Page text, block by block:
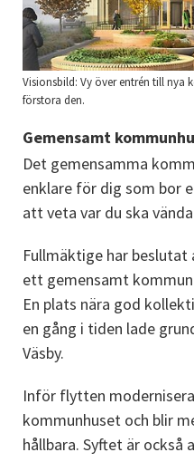
Visionsbild: Vy över entrén till nya
förstora den.
Gemensamt
Det gemensamma
enklare för dig som bor
att veta var du ska
Fullmäktige har
ett gemensamt
En plats nära god
en gång i tiden lade
Väsby.
Inför flytten
kommunhuset och blir
hållbara. Syftet är